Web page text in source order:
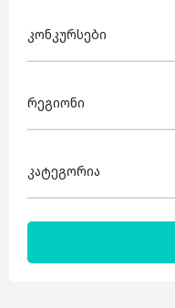
კონკურსები
რეგიონი
კატეგორია